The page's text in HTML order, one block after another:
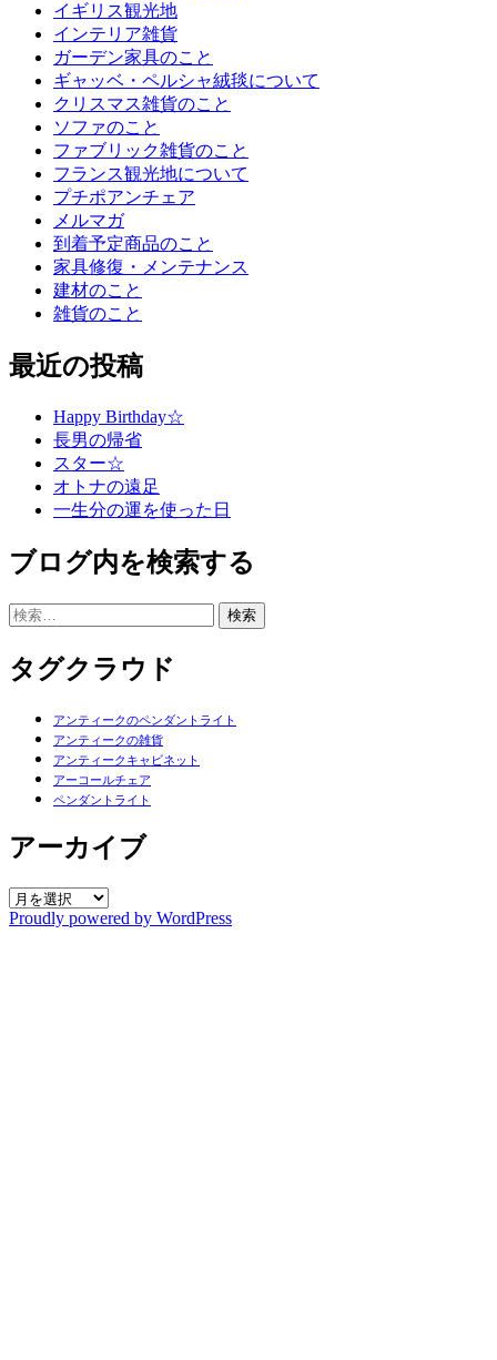
イギリス観光地
インテリア雑貨
ガーデン家具のこと
ギャッベ・ペルシャ絨毯について
クリスマス雑貨のこと
ソファのこと
ファブリック雑貨のこと
フランス観光地について
プチポアンチェア
メルマガ
到着予定商品のこと
家具修復・メンテナンス
建材のこと
雑貨のこと
最近の投稿
Happy Birthday☆
長男の帰省
スター☆
オトナの遠足
一生分の運を使った日
ブログ内を検索する
検
タグクラウド
アンティークのペンダントライト
アンティークの雑貨
アンティークキャビネット
アーコールチェア
ペンダントライト
アーカイブ
ア
ー
Proudly powered by WordPress